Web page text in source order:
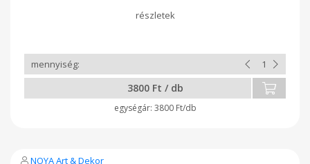
3800 Ft / db
3800 Ft/db
NOYA Art & Dekor